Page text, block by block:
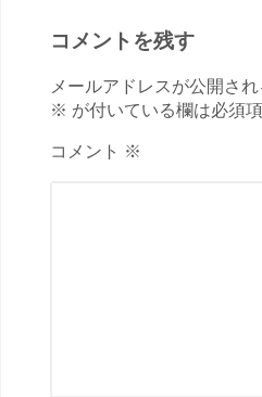
コメントを残す
メールアドレスが公開さ
※ が付いている欄は必須
コメント ※